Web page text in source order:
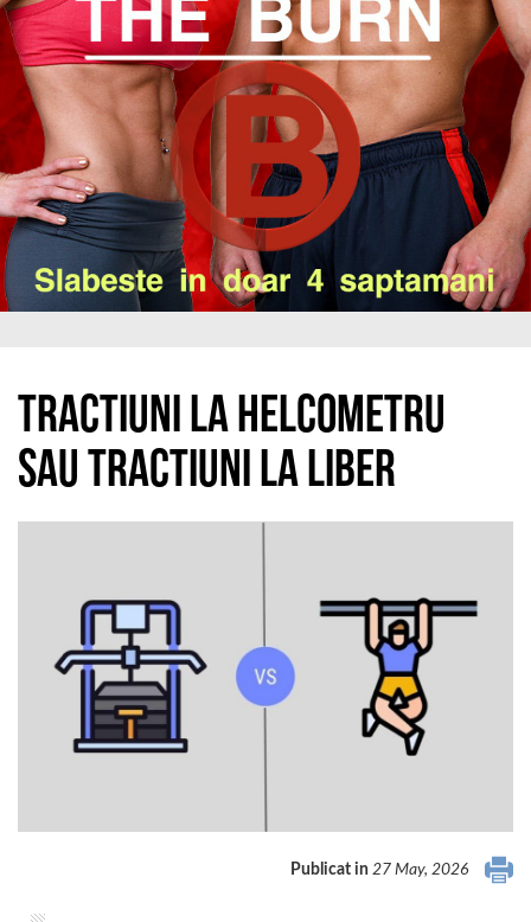
Tractiuni la helcometru
sau tractiuni la liber
Publicat in 27 May, 2026